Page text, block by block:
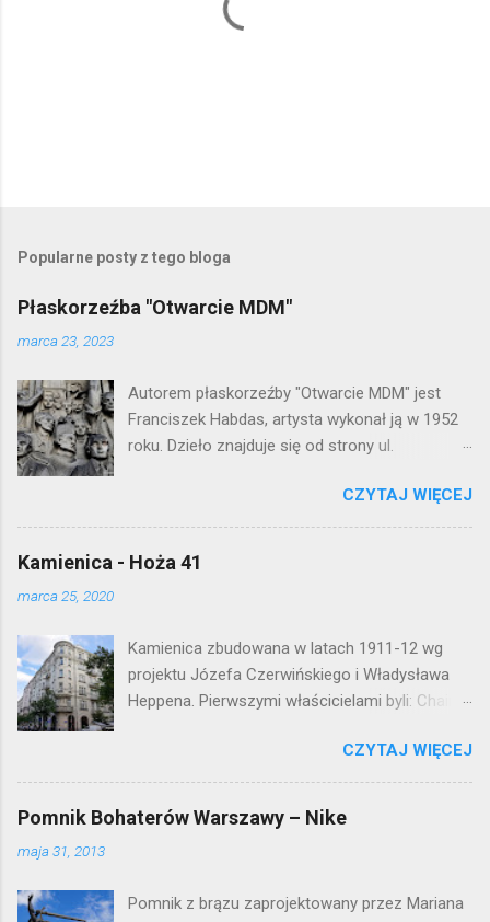
e
i
j
o
m
e
n
t
a
Popularne posty z tego bloga
Płaskorzeźba "Otwarcie MDM"
marca 23, 2023
Autorem płaskorzeźby "Otwarcie MDM" jest
Franciszek Habdas, artysta wykonał ją w 1952
roku. Dzieło znajduje się od strony ul.
warszawskiej flagowej inwestycji
mieszkaniowej lat 50. Lokalizacja: Śródmieście
CZYTAJ WIĘCEJ
Kamienica - Hoża 41
marca 25, 2020
Kamienica zbudowana w latach 1911-12 wg
projektu Józefa Czerwińskiego i Władysława
Heppena. Pierwszymi właścicielami byli: Chaim
kamienica była zamieszkała przez
pracowników Elektrowni Warszawskiej. Ten
okazały budynek wyszedł bez szwanku z II
wojny światowej. Lokalizacja: Śródmieście
CZYTAJ WIĘCEJ
Pomnik Bohaterów Warszawy – Nike
maja 31, 2013
Pomnik z brązu zaprojektowany przez Mariana